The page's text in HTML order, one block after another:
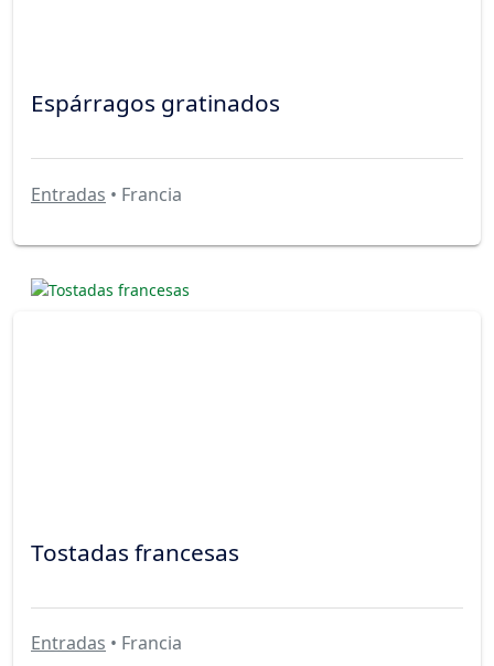
Espárragos gratinados
Entradas • Francia
Tostadas francesas
Entradas • Francia